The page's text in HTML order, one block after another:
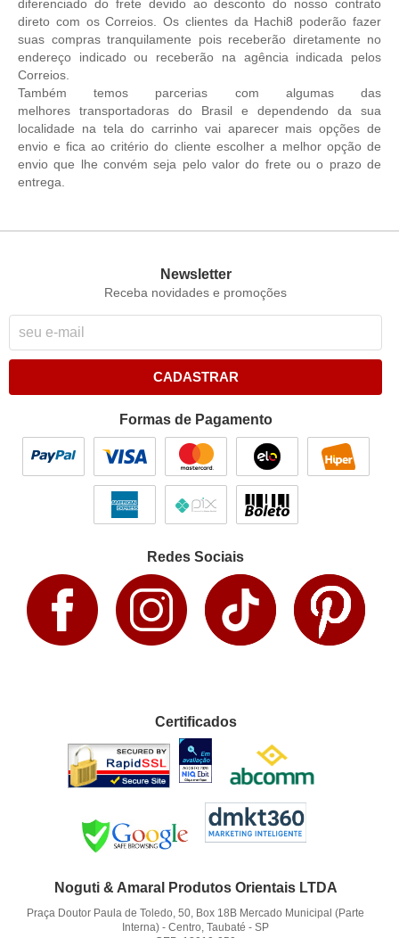
diferenciado do frete devido ao desconto do nosso contrato
direto com os Correios. Os clientes da Hachi8 poderão fazer
suas compras tranquilamente pois receberão diretamente no
endereço indicado ou receberão na agência indicada pelos
Correios.
Também temos parcerias com algumas das
melhores transportadoras do Brasil e dependendo da sua
localidade na tela do carrinho vai aparecer mais opções de
envio e fica ao critério do cliente escolher a melhor opção de
envio que lhe convém seja pelo valor do frete ou o prazo de
entrega.
Newsletter
Receba novidades e promoções
CADASTRAR
Formas de Pagamento
Redes Sociais
Certificados
Noguti & Amaral Produtos Orientais LTDA
Praça Doutor Paula de Toledo, 50, Box 18B Mercado Municipal (Parte
Interna) -Centro, Taubaté -SP